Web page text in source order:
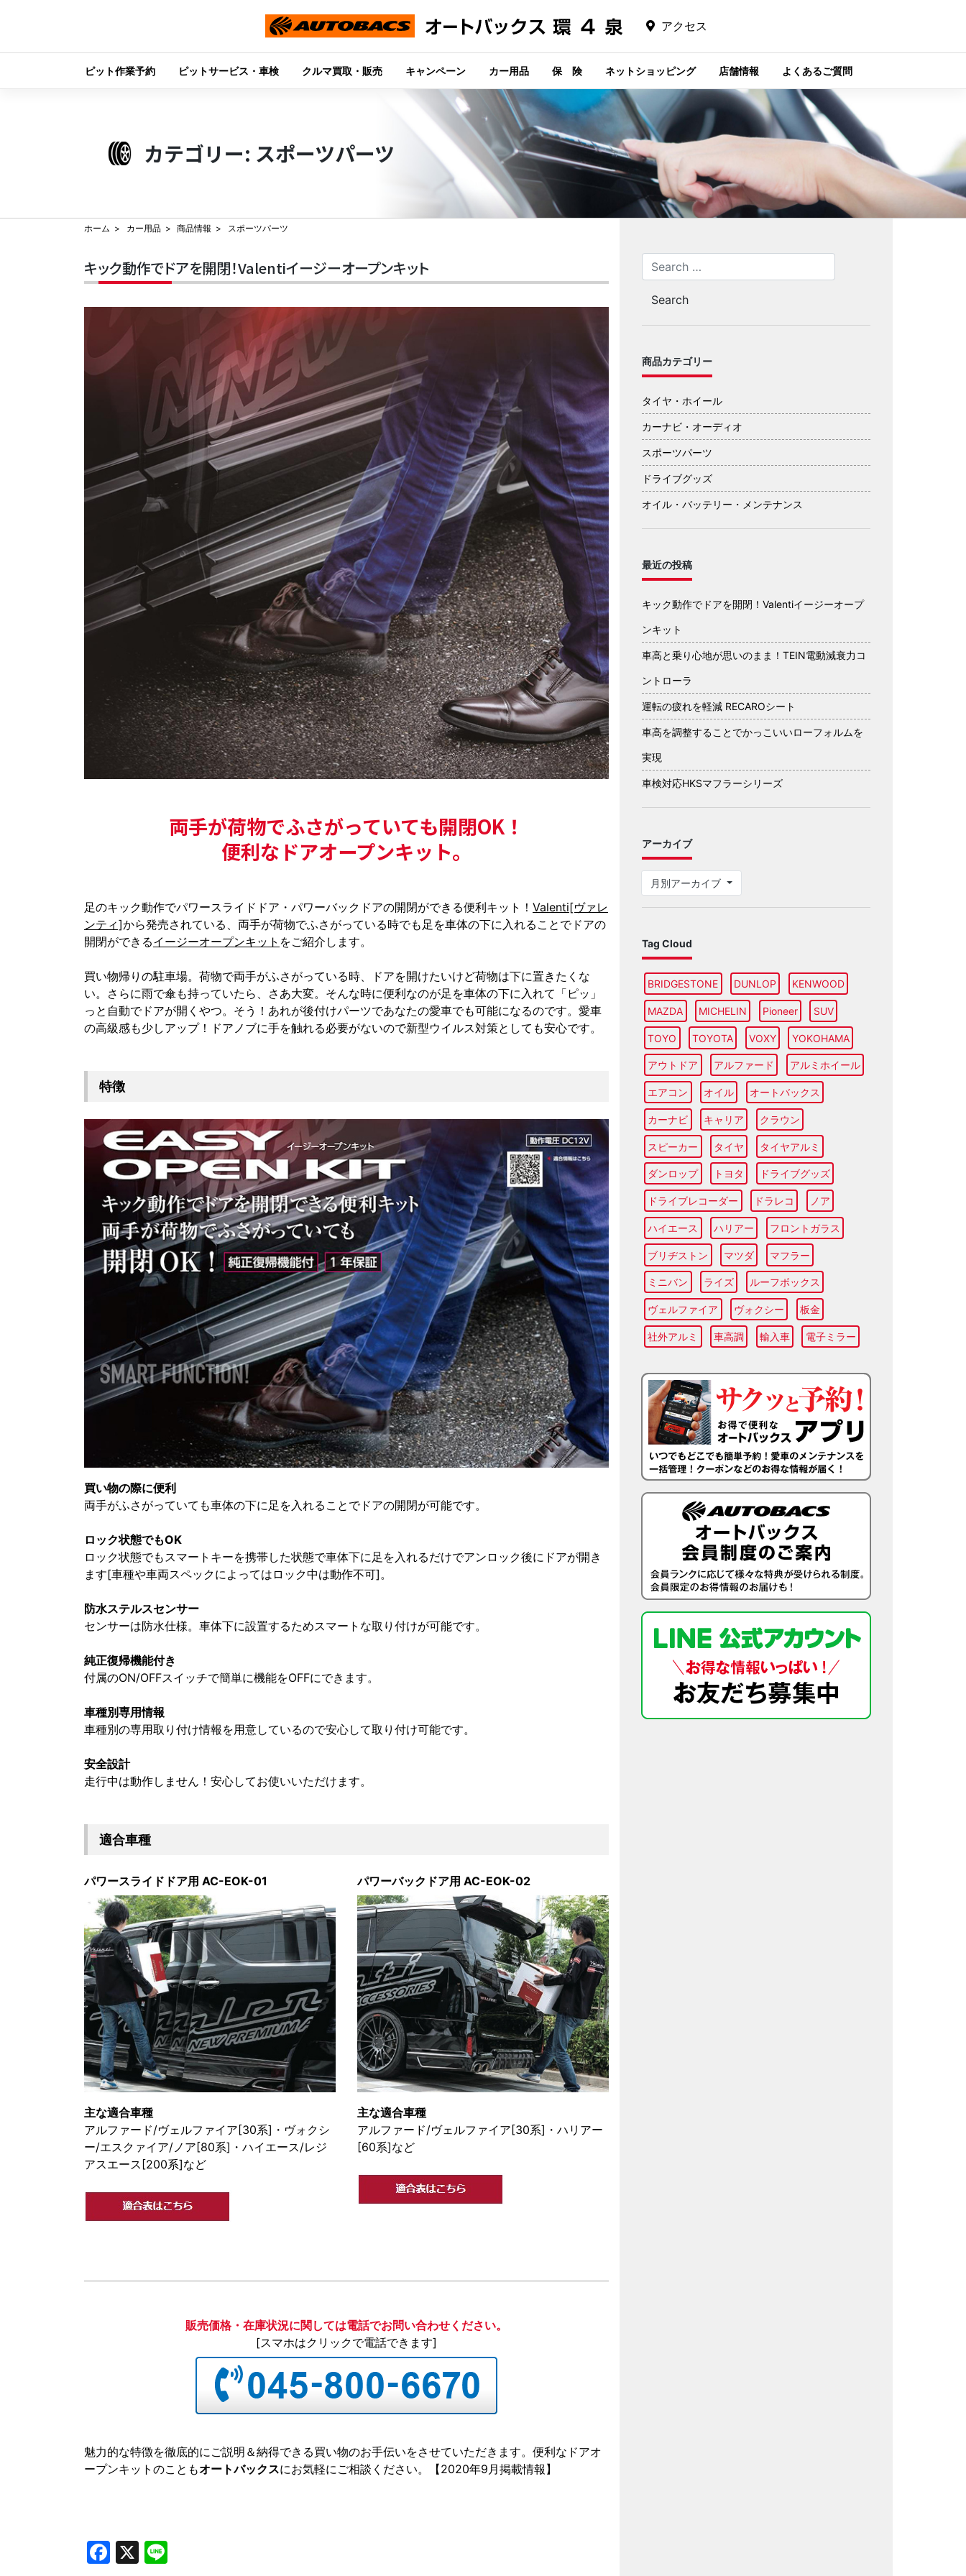
アクセス
ピット作業予約 ピットサービス・車検 クルマ買取・販売 キャンペーン カー用品 保 険 ネットショッピング 店舗情報 よくあるご質問
カテゴリー: スポーツパーツ
ホーム カー用品 商品情報 スポーツパーツ
キック動作でドアを開閉！Valentiイージーオープンキット
両手が荷物でふさがっていても開閉OK！
便利なドアオープンキット。
足のキック動作でパワースライドドア・パワーバックドアの開閉ができる便利キット！ Valenti[ヴァレ
ンティ]から発売されている、両手が荷物でふさがっている時でも足を車体の下に入れることでドアの
開閉ができるイージーオープンキット をご紹介します。
買い物帰りの駐車場。荷物で両手がふさがっている時、ドアを開けたいけど荷物は下に置きたくな
い。さらに雨で傘も持っていたら、さあ大変。そんな時に便利なのが足を車体の下に入れて「ピッ」
っと自動でドアが開くやつ。そう！あれが後付けパーツであなたの愛車でも可能になるのです。愛車
の高級感も少しアップ！ドアノブに手を触れる必要がないので新型ウイルス対策としても安心です。
特徴
買い物の際に便利
両手がふさがっていても車体の下に足を入れることでドアの開閉が可能です。
ロック状態でもOK
ロック状態でもスマートキーを携帯した状態で車体下に足を入れるだけでアンロック後にドアが開き
ます[車種や車両スペックによってはロック中は動作不可]。
防水ステルスセンサー
センサーは防水仕様。車体下に設置するためスマートな取り付けが可能です。
純正復帰機能付き
付属のON/OFFスイッチで簡単に機能をOFFにできます。
車種別専用情報
車種別の専用取り付け情報を用意しているので安心して取り付け可能です。
安全設計
走行中は動作しません！安心してお使いいただけます。
適合車種
パワースライドドア用 AC-EOK-01
主な適合車種
アルファード/ヴェルファイア[30系]・ヴォクシ
ー/エスクァイア/ノア[80系]・ハイエース/レジ
アスエース[200系]など
パワーバックドア用 AC-EOK-02
主な適合車種
アルファード/ヴェルファイア[30系]・ハリアー
[60系]など
販売価格・在庫状況に関しては電話でお問い合わせください。
[スマホはクリックで電話できます]
魅力的な特徴を徹底的にご説明＆納得できる買い物のお手伝いをさせていただきます。便利なドアオ
ープンキットのこともオートバックスにお気軽にご相談ください。【2020年9月掲載情報】
Facebook
X
商品カテゴリー
タイヤ・ホイール
カーナビ・オーディオ
スポーツパーツ
ドライブグッズ
オイル・バッテリー・メンテナンス
最近の投稿
キック動作でドアを開閉！Valentiイージーオープ
ンキット
車高と乗り心地が思いのまま！TEIN電動減衰力コ
ントローラ
運転の疲れを軽減 RECAROシート
車高を調整することでかっこいいローフォルムを
実現
車検対応HKSマフラーシリーズ
アーカイブ
月別アーカイブ
Tag Cloud
BRIDGESTONE DUNLOP KENWOOD
MAZDA MICHELIN Pioneer SUV
TOYO TOYOTA VOXY YOKOHAMA
アウトドア アルファード アルミホイール
エアコン オイル オートバックス
カーナビ キャリア クラウン
スピーカー タイヤ タイヤアルミ
ダンロップ トヨタ ドライブグッズ
ドライブレコーダー ドラレコ ノア
ハイエース ハリアー フロントガラス
ブリヂストン マツダ マフラー
ミニバン ライズ ルーフボックス
ヴェルファイア ヴォクシー 板金
社外アルミ 車高調 輸入車 電子ミラー